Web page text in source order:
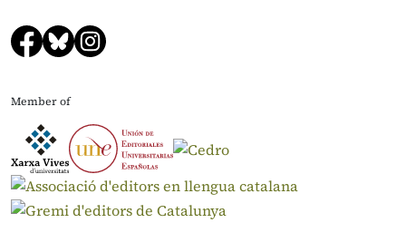
Member of